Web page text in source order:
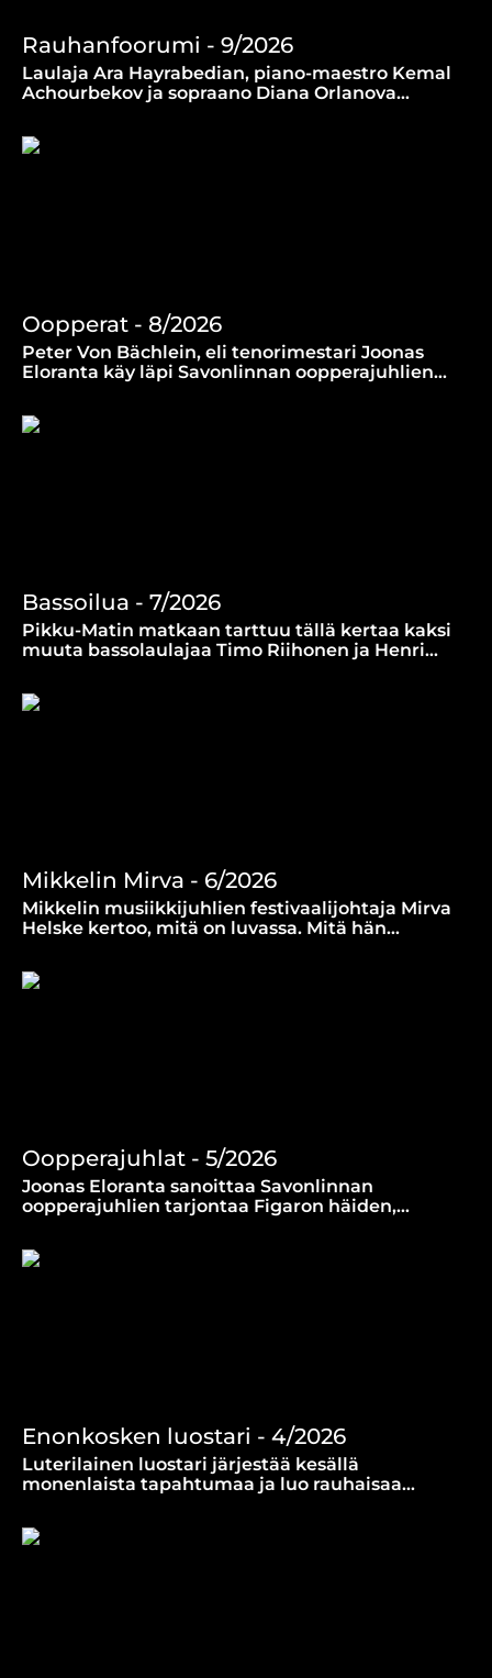
Rauhanfoorumi - 9/2026
Laulaja Ara Hayrabedian, piano-maestro Kemal
Achourbekov ja sopraano Diana Orlanova
Suomessa. (30.7.2026)
Oopperat - 8/2026
Peter Von Bächlein, eli tenorimestari Joonas
Eloranta käy läpi Savonlinnan oopperajuhlien
(23.7.2026)
Bassoilua - 7/2026
Pikku-Matin matkaan tarttuu tällä kertaa kaksi
muuta bassolaulajaa Timo Riihonen ja Henri
(16.7.2026)
Mikkelin Mirva - 6/2026
Mikkelin musiikkijuhlien festivaalijohtaja Mirva
Helske kertoo, mitä on luvassa. Mitä hän
Oopperajuhlat - 5/2026
Joonas Eloranta sanoittaa Savonlinnan
oopperajuhlien tarjontaa Figaron häiden,
(2.7.2026)
Enonkosken luostari - 4/2026
Luterilainen luostari järjestää kesällä
monenlaista tapahtumaa ja luo rauhaisaa
kertomassa Aila Auvinen. (25.6.2026)